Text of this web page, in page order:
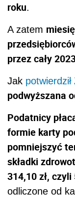
roku.
A zatem
przez cały
Jak potwierdził
podwyższana
Podatnicy
formie karty
pomniejszyć
składki
314,10 zł, czyli
odliczone od